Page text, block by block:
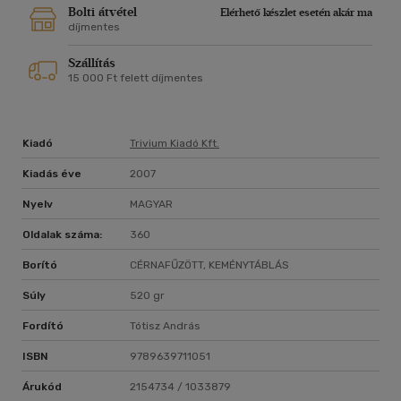
helyzetekben mindig biztos kapaszkodót, iránytűt nyújt a
becsület, a busido szigorú parancsa. A gyilkos érintés az
ideig a hatása alatt lesz.
Bolti átvétel
Elérhető készlet esetén akár ma
díjmentes
Szállítás
15 000 Ft felett díjmentes
Kiadó Trivium Kiadó Kft.
Kiadás éve 2007
Nyelv MAGYAR
Oldalak száma: 360
Borító CÉRNAFŰZÖTT, KEMÉNYTÁBLÁS
Súly 520 gr
Fordító Tótisz András
ISBN 9789639711051
Árukód 2154734 / 1033879